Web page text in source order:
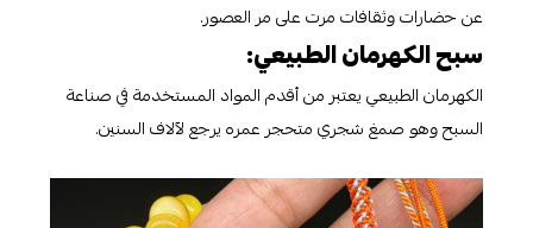
عن حضارات وثقافات مرت على مر العصور.
سبح الكهرمان الطبيعي:
الكهرمان الطبيعي يعتبر من أقدم المواد المستخدمة في صناعة
السبح وهو صمغ شجري متحجر عمره يرجع لآلاف السنين.